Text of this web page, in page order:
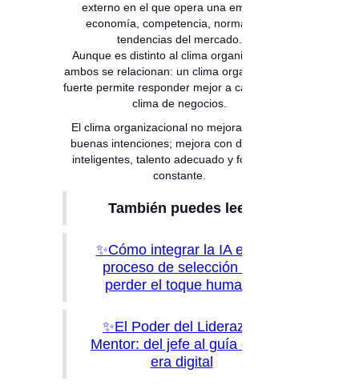
externo en el que opera una empresa:
economía, competencia, normativas,
tendencias del mercado.
Aunque es distinto al clima organizacional,
ambos se relacionan: un clima organizacional
fuerte permite responder mejor a cambios del
clima de negocios.
El clima organizacional no mejora solo con
buenas intenciones; mejora con decisiones
inteligentes, talento adecuado y formación
constante.
También puedes leer:
✨Cómo integrar la IA en tu
proceso de selección sin
perder el toque humano
✨El Poder del Liderazgo
Mentor: del jefe al guía en la
era digital